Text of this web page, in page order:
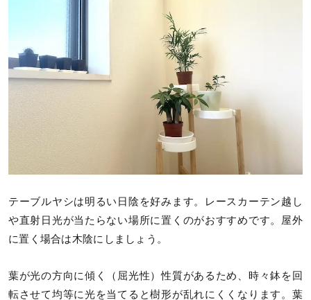
テーブルヤシは明るい日陰を好みます。レースカーテン越し
や直射日光が当たらない場所に置くのがおすすめです。屋外
に置く場合は木陰にしましょう。
葉が光の方向に傾く（屈光性）性質があるため、時々鉢を回
転させて均等に光を当てると樹形が乱れにくくなります。葉